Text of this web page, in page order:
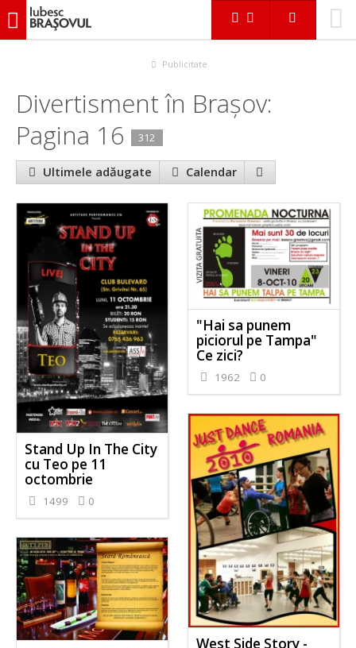
iubescbraşovul.ro
Publicitate
Divertisment în Braşov:
Pagina 16 312
Ultimele adăugate Calendar
Stand Up In The City
cu Teo pe 11
octombrie
1499 0
"Hai sa punem
piciorul pe Tampa"
Ce zici?
1962 0
West Side Story -